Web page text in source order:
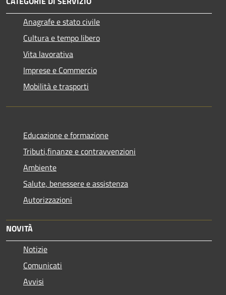
Anagrafe e stato civile
Cultura e tempo libero
Vita lavorativa
Imprese e Commercio
Mobilità e trasporti
Educazione e formazione
Tributi,finanze e contravvenzioni
Ambiente
Salute, benessere e assistenza
Autorizzazioni
NOVITÀ
Notizie
Comunicati
Avvisi